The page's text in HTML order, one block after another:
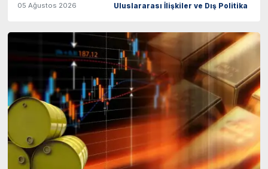
05 Ağustos 2026 Uluslararası İlişkiler ve Dış Politika